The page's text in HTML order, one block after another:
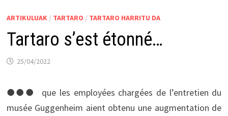
ARTIKULUAK / TARTARO / TARTARO HARRITU DA
Tartaro s’est étonné…
25/04/2022
●●●  que les employées chargées de l’entretien du
musée Guggenheim aient obtenu une augmentation de